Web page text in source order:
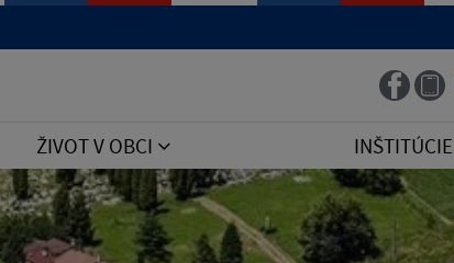
ŽIVOT V OBCI INŠTITÚCIE